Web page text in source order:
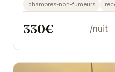
chambres-non-fumeurs
330€ /nuit